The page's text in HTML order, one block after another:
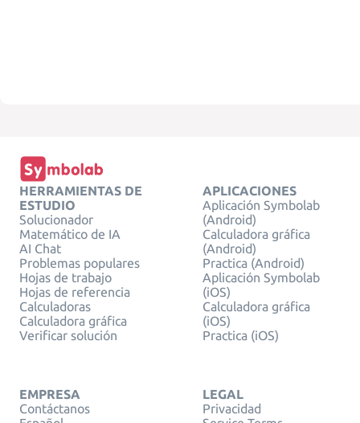
HERRAMIENTAS DE
ESTUDIO
Solucionador
Matemático de IA
AI Chat
Problemas populares
Hojas de trabajo
Hojas de referencia
Calculadoras
Calculadora gráfica
Verificar solución
APLICACIONES
Aplicación Symbolab
(Android)
Calculadora gráfica
(Android)
Practica (Android)
Aplicación Symbolab
(iOS)
Calculadora gráfica
(iOS)
Practica (iOS)
EMPRESA
Contáctanos
LEGAL
Privacidad